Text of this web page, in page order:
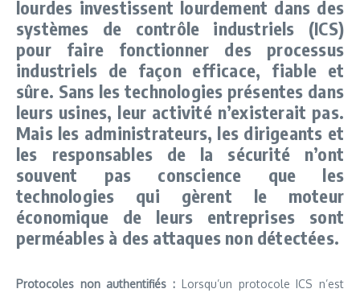
lourdes investissent lourdement dans des
systèmes de contrôle industriels (ICS)
pour faire fonctionner des processus
industriels de façon efficace, fiable et
sûre. Sans les technologies présentes dans
leurs usines, leur activité n’existerait pas.
Mais les administrateurs, les dirigeants et
les responsables de la sécurité n’ont
souvent pas conscience que les
technologies qui gèrent le moteur
économique de leurs entreprises sont
perméables à des attaques non détectées.
Protocoles non authentifiés : Lorsqu’un protocole ICS n’est